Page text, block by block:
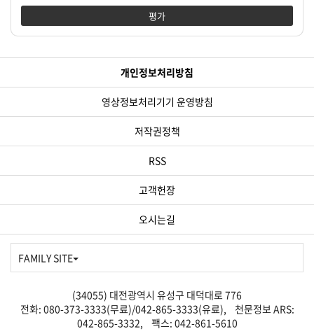
평가
개인정보처리방침
영상정보처리기기 운영방침
저작권정책
RSS
고객헌장
오시는길
FAMILY SITE
(34055) 대전광역시 유성구 대덕대로 776
전화: 080-373-3333(무료)/042-865-3333(유료), 천문정보 ARS:
042-865-3332, 팩스: 042-861-5610